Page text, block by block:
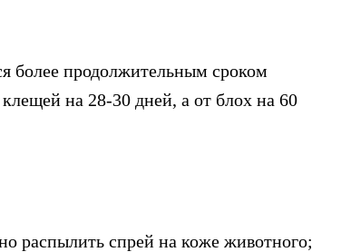
более продолжительным сроком
на 28-30 дней, а от блох на 60
распылить спрей на коже животного;